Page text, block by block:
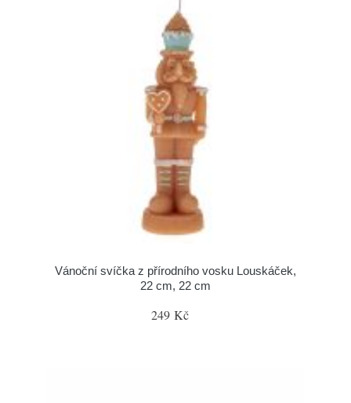
Vánoční svíčka z přírodního vosku Louskáček,
22 cm, 22 cm
249 Kč